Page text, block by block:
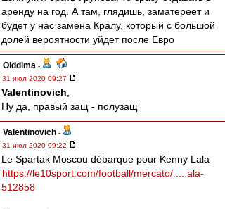
аренду на год. А там, глядишь, заматереет и
будет у нас замена Кралу, который с большой
долей вероятности уйдет после Евро
Olddima -
31 июл 2020 09:27
Valentinovich
Ну да, правый защ - полузащ
Valentinovich -
31 июл 2020 09:22
Le Spartak Moscou débarque pour Kenny Lala
https://le10sport.com/football/mercato/ ... ala-
512858